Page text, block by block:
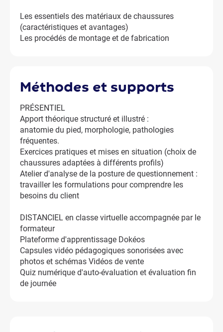
Les essentiels des matériaux de chaussures
(caractéristiques et avantages)
Les procédés de montage et de fabrication
méthodes et supports
PRÉSENTIEL
Apport théorique structuré et illustré :
anatomie du pied, morphologie, pathologies
fréquentes.
Exercices pratiques et mises en situation (choix de
chaussures adaptées à différents profils)
Atelier d'analyse de la posture de questionnement :
travailler les formulations pour comprendre les
besoins du client
DISTANCIEL en classe virtuelle accompagnée par le
formateur
Plateforme d'apprentissage Dokéos
Capsules vidéo pédagogiques sonorisées avec
photos et schémas Vidéos de vente
Quiz numérique d'auto-évaluation et évaluation fin
de journée